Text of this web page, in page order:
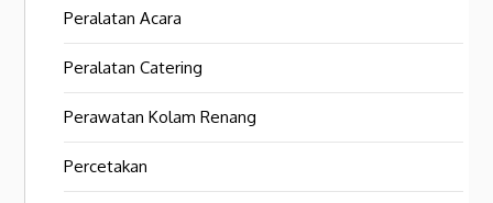
Peralatan Acara
Peralatan Catering
Perawatan Kolam Renang
Percetakan